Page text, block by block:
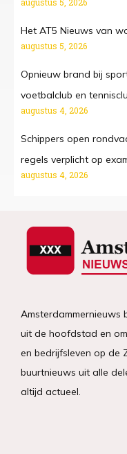
Het AT5 Nieuws van
augustus 5, 2026
Opnieuw brand bij
voetbalclub en
augustus 4, 2026
Schippers open
regels verplicht op
augustus 4, 2026
Amsterdammernieuws
uit de hoofdstad en
en bedrijfsleven op de
buurtnieuws uit alle
altijd actueel.